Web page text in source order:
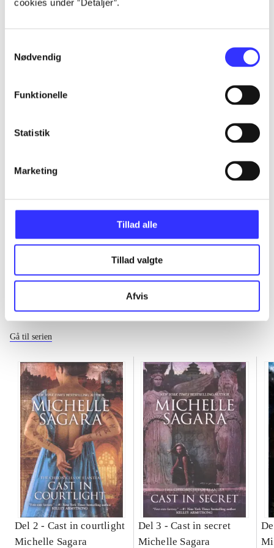
cookies under ”Detaljer”.
Nødvendig
Funktionelle
Statistik
Marketing
Tillad alle
Tillad valgte
Afvis
Artikler
...
...
The Chronicles of Elantra
Gå til serien
Del 2 - Cast in courtlight
Michelle Sagara
Del 3 -Cast in secret
Michelle Sagara